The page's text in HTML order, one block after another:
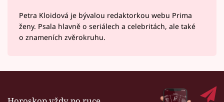
Petra Kloidová je bývalou redaktorkou webu Prima
ženy. Psala hlavně o seriálech a celebritách, ale také
o znameních zvěrokruhu.